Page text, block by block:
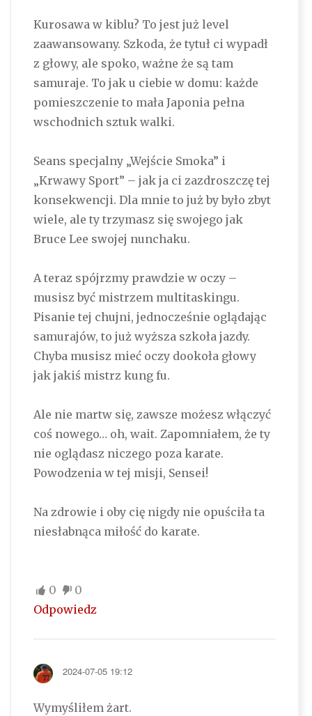
Kurosawa w kiblu? To jest już level
zaawansowany. Szkoda, że tytuł ci wypadł
z głowy, ale spoko, ważne że są tam
samuraje. To jak u ciebie w domu: każde
pomieszczenie to mała Japonia pełna
wschodnich sztuk walki.
Seans specjalny „Wejście Smoka” i
„Krwawy Sport” – jak ja ci zazdroszczę tej
konsekwencji. Dla mnie to już by było zbyt
wiele, ale ty trzymasz się swojego jak
Bruce Lee swojej nunchaku.
A teraz spójrzmy prawdzie w oczy –
musisz być mistrzem multitaskingu.
Pisanie tej chujni, jednocześnie oglądając
samurajów, to już wyższa szkoła jazdy.
Chyba musisz mieć oczy dookoła głowy
jak jakiś mistrz kung fu.
Ale nie martw się, zawsze możesz włączyć
coś nowego… oh, wait. Zapomniałem, że ty
nie oglądasz niczego poza karate.
Powodzenia w tej misji, Sensei!
Na zdrowie i oby cię nigdy nie opuściła ta
niesłabnąca miłość do karate.
0
0
Odpowiedz
2024-07-05 19:12
Wymyśliłem żart.